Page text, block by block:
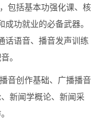
包括基本功强化课、核
功就业的必备武器。
话语音、播音发声训练
。
音创作基础、广播播音
新闻学概论、新闻采